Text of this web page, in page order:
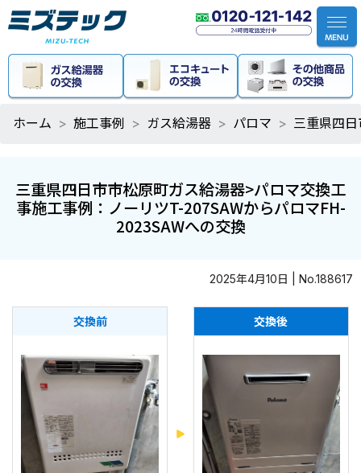
ホーム 施工事例 ガス給湯器 パロマ 三重県四
三重県四日市市松原町ガス給湯器>パロマ交換工
事施工事例：ノーリツT-207SAWからパロマFH-
2023SAWへの交換
2025年4月10日 | No.188617
交換前 交換後